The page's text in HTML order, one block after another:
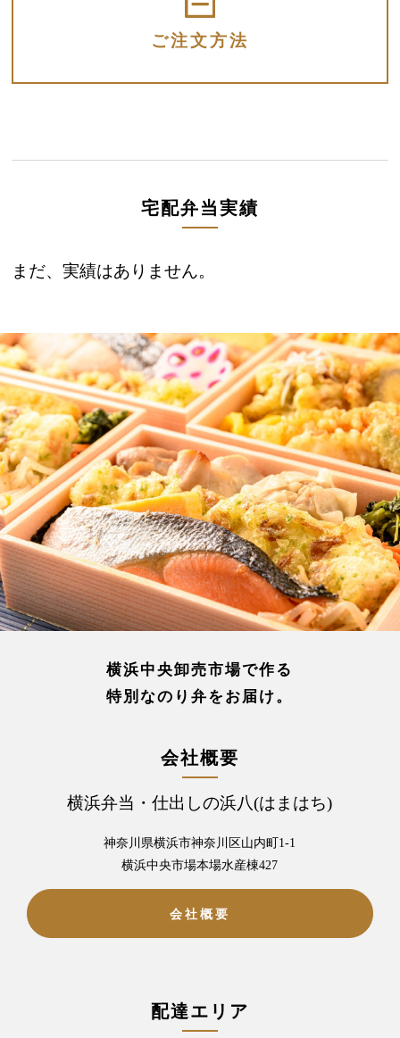
ご注文方法
宅配弁当実績
まだ、実績はありません。
横浜中央卸売市場で作る
特別なのり弁をお届け。
会社概要
横浜弁当・仕出しの浜八(はまはち)
神奈川県横浜市神奈川区山内町1-1
横浜中央市場本場水産棟427
会社概要
配達エリア